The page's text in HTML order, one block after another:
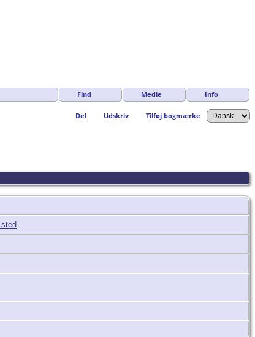
Find Medie Info
Del Udskriv Tilføj bogmærke